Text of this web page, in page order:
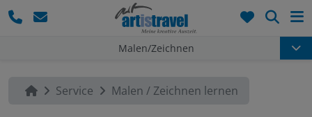
Malen/Zeichnen
Service Malen / Zeichnen lernen